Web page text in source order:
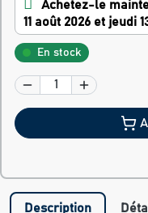
Achetez-le
11 août 2026 et jeudi
En stock
Description